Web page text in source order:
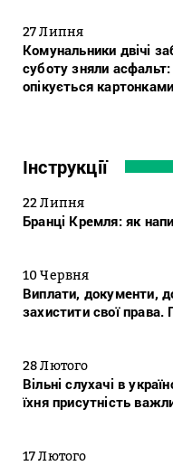
27 Липня
Комунальники двічі
суботу зняли асфальт:
опікується
Інструкції
22 Липня
Бранці Кремля: як
10 Червня
Виплати, документи,
захистити свої
28 Лютого
Вільні слухачі в
їхня присутність
17 Лютого